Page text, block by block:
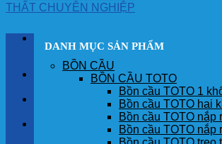
TRANG CHỦ
DANH MỤC SẢN PHẨM
BỒN CẦU
BỒN CẦU TOTO
Bồn cầu TOTO 1
Bồn cầu TOTO hai
Bồn cầu TOTO nắp
Bồn cầu TOTO nắp